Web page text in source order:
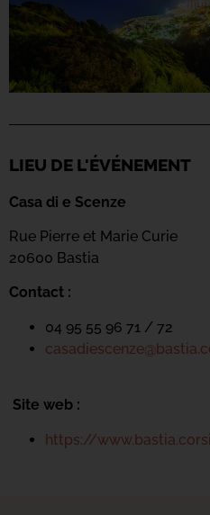
LIEU DE L'ÉVÉNEMENT
Casa di e Scenze
Rue Pierre et Marie Curie
20600 Bastia
Contact :
04 95 55 96 71 / 72
Site web :
https://